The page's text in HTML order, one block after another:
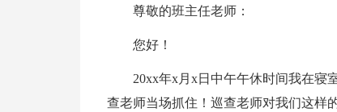
尊敬的班主任老师：
您好！
20xx年x月x日中午午休时间我在寝
查老师当场抓住！巡查老师对我们这样